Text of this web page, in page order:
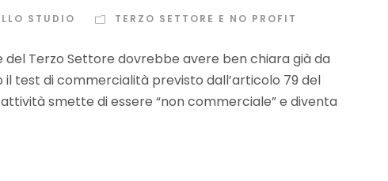
STUDIO TERZO SETTORE E NO PROFIT
del Terzo Settore dovrebbe avere ben chiara già da
il test di commercialità previsto dall’articolo 79 del
smette di essere “non commerciale” e diventa